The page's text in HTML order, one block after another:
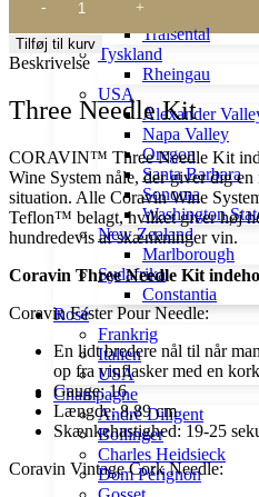
Østrig
Traisental
Tyskland
Rheingau
USA
Alexander
Napa Valley
Oregon
Santa Barbara
Sonoma
Washington
New Zealand
Marlborough
Sydafrika
Constantia
Rosé
Frankrig
Italien
USA
Champagne
André Diligent
Bollinger
Charles Heidsieck
Dom Pérignon
Three
Needle
Kit
antal
Tilføj til kurv
Beskrivelse
Three Needle Kit
CORAVIN™ Three Needle Kit
Wine System nåle, der giver dig
situation. Alle Coravin Wine
Teflon™ belagt, hvilket giver høj
hundredevis af skænkninger vin.
Coravin Three Needle Kit
Coravin Faster Pour Needle:
En lidt bredere nål til når
op fra vinflasker med en
Gauge: 16
Længde: 8,89 cm
Skænkehastighed: 19-25
Coravin Vintage Cork Needle: